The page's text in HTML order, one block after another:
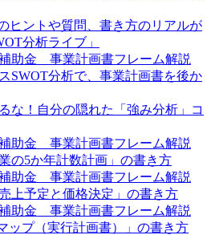
ヒントや質問、書き方のリアルが
分析ライブ」
助金 事業計画書フレーム解説
SWOT分析で、事業計画書を後か
な！自分の隠れた「強み分析」コ
助金 事業計画書フレーム解説
の5か年計数計画」の書き方
助金 事業計画書フレーム解説
上予定と価格決定」の書き方
助金 事業計画書フレーム解説
ップ（実行計画書）」の書き方